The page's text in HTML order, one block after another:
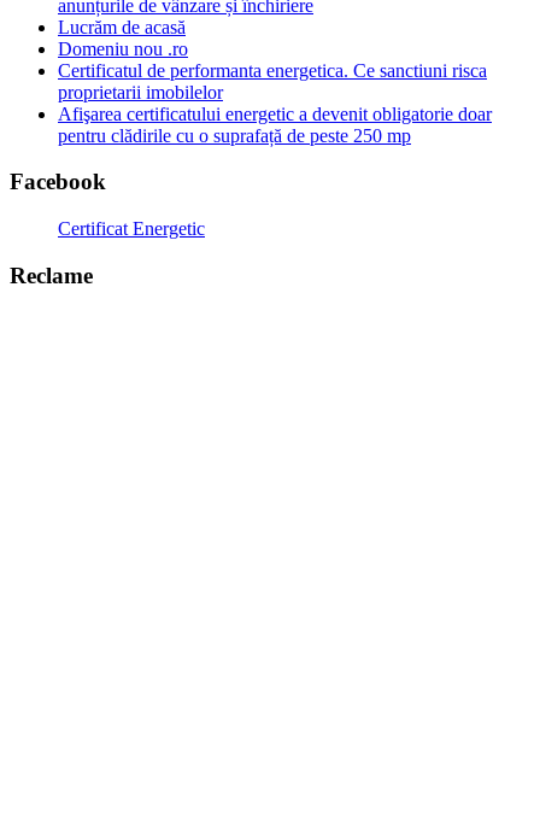
anunțurile de vânzare și închiriere
Lucrăm de acasă
Domeniu nou .ro
Certificatul de performanta energetica. Ce sanctiuni risca
proprietarii imobilelor
Afişarea certificatului energetic a devenit obligatorie doar
pentru clădirile cu o suprafață de peste 250 mp
Facebook
Certificat Energetic
Reclame